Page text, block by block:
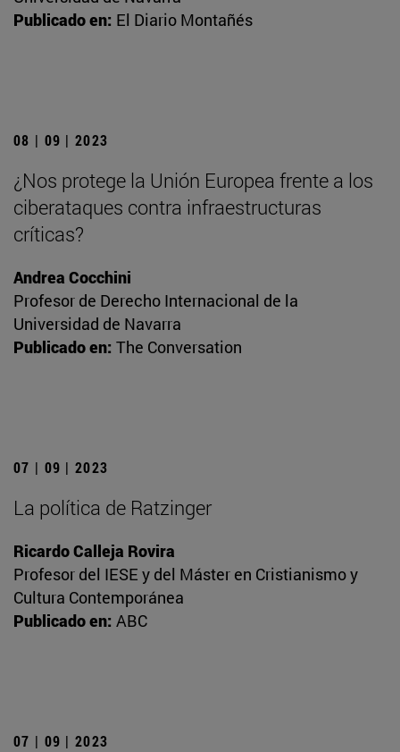
Publicado en: El Diario Montañés
08 | 09 | 2023
¿Nos protege la Unión Europea frente a los
ciberataques contra infraestructuras
críticas?
Andrea Cocchini
Profesor de Derecho Internacional de la
Universidad de Navarra
Publicado en: The Conversation
07 | 09 | 2023
La política de Ratzinger
Ricardo Calleja Rovira
Profesor del IESE y del Máster en Cristianismo y
Cultura Contemporánea
Publicado en: ABC
07 | 09 | 2023